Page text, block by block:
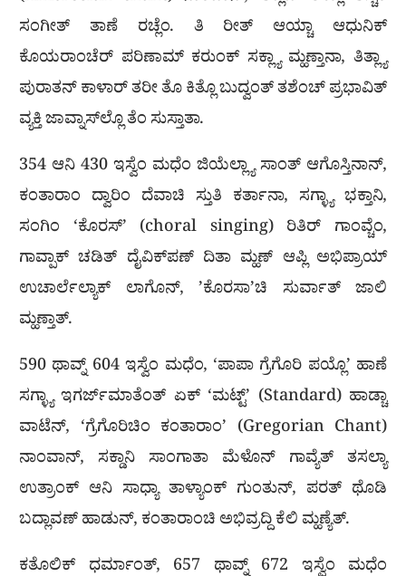
ಸಂಗೀತ್ ತಾಣೆ ರಚ್ಲೆಂ. ತಿ ರೀತ್ ಆಯ್ಚಾ ಆಧುನಿಕ್
ಕೊಯರಾಂಚೆರ್ ಪರಿಣಾಮ್ ಕರುಂಕ್ ಸಕ್ಲ್ಯಾ ಮ್ಹಣ್ತಾನಾ, ತಿತ್ಲ್ಯಾ
ಪುರಾತನ್ ಕಾಳಾರ್ ತರೀ ತೊ ಕಿತ್ಲೊ ಬುದ್ವಂತ್ ತಶೆಂಚ್ ಪ್ರಭಾವಿತ್
ವ್ಯಕ್ತಿ ಜಾವ್ನಾಸ್‌ಲ್ಲೊ ತೆಂ ಸುಸ್ತಾತಾ.
354 ಆನಿ 430 ಇಸ್ವೆಂ ಮಧೆಂ ಜಿಯೆಲ್ಲ್ಯಾ ಸಾಂತ್ ಆಗೊಸ್ತಿನಾನ್,
ಕಂತಾರಾಂ ದ್ವಾರಿಂ ದೆವಾಚಿ ಸ್ತುತಿ ಕರ್ತಾನಾ, ಸಗ್ಳ್ಯಾ ಭಕ್ತಾನಿ,
ಸಂಗಿಂ ‘ಕೊರಸ್’ (choral singing) ರಿತಿರ್ ಗಾಂವ್ಚೆಂ,
ಗಾವ್ಪಾಕ್ ಚಡಿತ್ ದೈವಿಕ್‌ಪಣ್ ದಿತಾ ಮ್ಹಣ್ ಆಪ್ಲಿ ಅಭಿಪ್ರಾಯ್
ಉಚಾರ್ಲೆಲ್ಯಾಕ್ ಲಾಗೊನ್, ’ಕೊರಸಾ’ಚಿ ಸುರ್ವಾತ್ ಜಾಲಿ
ಮ್ಹಣ್ತಾತ್.
590 ಥಾವ್ನ್ 604 ಇಸ್ವೆಂ ಮಧೆಂ, ‘ಪಾಪಾ ಗ್ರೆಗೊರಿ ಪಯ್ಲೊ’ ಹಾಣೆ
ಸಗ್ಳ್ಯಾ ಇಗರ್ಜ್‌ಮಾತೆಂತ್ ಏಕ್ ‘ಮಟ್ಟ್’ (Standard) ಹಾಡ್ಚಾ
ವಾಟೆನ್, ‘ಗ್ರೆಗೊರಿಚಿಂ ಕಂತಾರಾಂ’ (Gregorian Chant)
ನಾಂವಾನ್, ಸಕ್ಡಾನಿ ಸಾಂಗಾತಾ ಮೆಳೊನ್ ಗಾವ್ಯೆತ್ ತಸಲ್ಯಾ
ಉತ್ರಾಂಕ್ ಆನಿ ಸಾಧ್ಯಾ ತಾಳ್ಯಾಂಕ್ ಗುಂತುನ್, ಪರತ್ ಥೊಡಿ
ಬದ್ಲಾವಣ್ ಹಾಡುನ್, ಕಂತಾರಾಂಚಿ ಅಭಿವ್ರದ್ದಿ ಕೆಲಿ ಮ್ಹಣ್ಯೆತ್.
ಕತೊಲಿಕ್ ಧರ್ಮಾಂತ್, 657 ಥಾವ್ನ್ 672 ಇಸ್ವೆಂ ಮಧೆಂ